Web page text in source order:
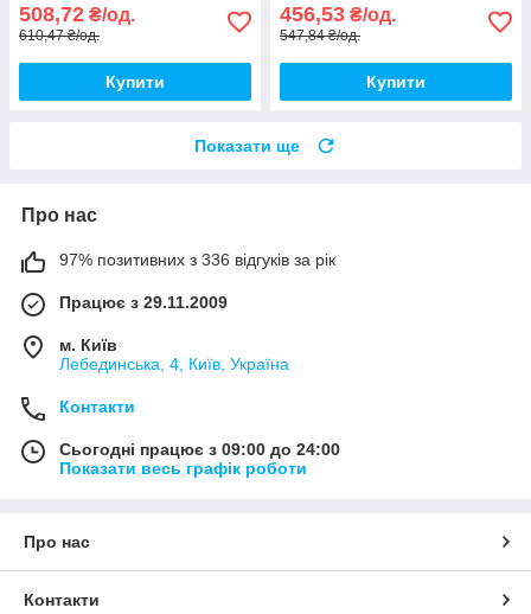
508,72 ₴/од.
610,47 ₴/од.
Купити
456,53 ₴/од.
547,84 ₴/од.
Купити
Показати ще
Про нас
97% позитивних з 336 відгуків за рік
Працює з 29.11.2009
м. Київ
Лебединська, 4, Київ, Україна
Контакти
Сьогодні працює з 09:00 до 24:00
Показати весь графік роботи
Про нас
Контакти